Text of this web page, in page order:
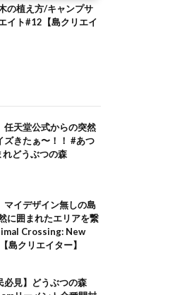
の植え方/キャンプサ
イト#12【島クリエイ
任天堂公式からの突然
ズきたぁ〜！！ #あつ
どうぶつの森
マイデザイン無しの島
に囲まれたエリアを繋
Crossing: New
島クリエイター】
必見】どうぶつの森